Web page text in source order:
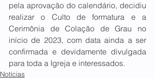
pela aprovação do calendário, decidiu
realizar o Culto de formatura e a
Cerimônia de Colação de Grau no
início de 2023, com data ainda a ser
confirmada e devidamente divulgada
para toda a Igreja e interessados.
Notícias